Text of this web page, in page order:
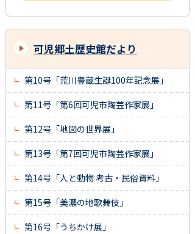
可児郷土歴史館だより
第10号「荒川豊蔵生誕100年記念展」
第11号「第6回可児市陶芸作家展」
第12号「地図の世界展」
第13号「第7回可児市陶芸作家展」
第14号「人と動物 考古・民俗資料」
第15号「美濃の地歌舞伎」
第16号「うちかけ展」